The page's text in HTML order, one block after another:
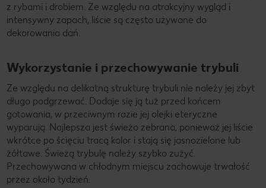
z rybami i drobiem. Ze względu na atrakcyjny wygląd i
intensywny zapach, liście są często używane do
dekorowania dań.
Wykorzystanie i przechowywanie trybuli
Ze względu na delikatną strukturę trybuli nie należy jej zbyt
długo podgrzewać. Dodaje się ją tuż przed końcem
gotowania, w przeciwnym razie jej olejki eteryczne
wyparują. Najlepsza jest świeżo zebrana, ponieważ jej liście
wkrótce po ścięciu tracą kolor i stają się jasnozielone lub
żółtawe. Świeżą trybulę należy szybko zużyć.
Przechowywana w chłodnym miejscu zachowuje trwałość
przez około tydzień.